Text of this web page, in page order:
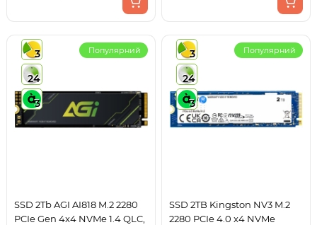
3
24
3
Популярний
SSD 2Tb AGI AI818 M.2 2280
PCIe Gen 4x4 NVMe 1.4 QLC,
3
24
3
Популярний
SSD 2TB Kingston NV3 M.2
2280 PCIe 4.0 x4 NVMe